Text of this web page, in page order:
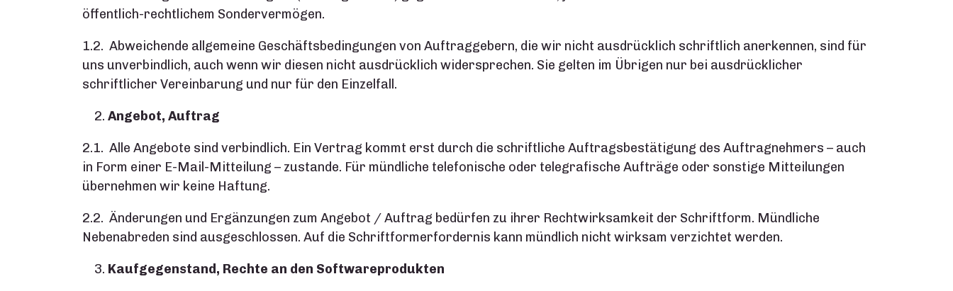
öffentlich-rechtlichem Sondervermögen.
1.2. Abweichende allgemeine Geschäftsbedingungen von Auftraggebern, die wir nicht ausdrücklich schriftlich anerkennen, sind für
uns unverbindlich, auch wenn wir diesen nicht ausdrücklich widersprechen. Sie gelten im Übrigen nur bei ausdrücklicher
schriftlicher Vereinbarung und nur für den Einzelfall.
Angebot, Auftrag
2.1. Alle Angebote sind verbindlich. Ein Vertrag kommt erst durch die schriftliche Auftragsbestätigung des Auftragnehmers – auch
in Form einer E-Mail-Mitteilung – zustande. Für mündliche telefonische oder telegrafische Aufträge oder sonstige Mitteilungen
übernehmen wir keine Haftung.
2.2. Änderungen und Ergänzungen zum Angebot / Auftrag bedürfen zu ihrer Rechtwirksamkeit der Schriftform. Mündliche
Nebenabreden sind ausgeschlossen. Auf die Schriftformerfordernis kann mündlich nicht wirksam verzichtet werden.
Kaufgegenstand, Rechte an den Softwareprodukten